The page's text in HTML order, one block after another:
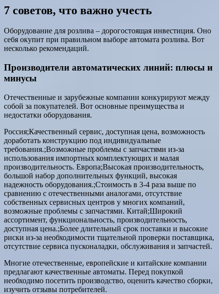
7 советов, что важно учесть
Оборудование для розлива – дорогостоящая инвестиция. Оно
себя окупит при правильном выборе автомата розлива. Вот
несколько рекомендаций.
Производители автоматических линий: плюсы и
минусы
Отечественные и зарубежные компании конкурируют между
собой за покупателей. Вот основные преимущества и
недостатки оборудования.
Россия;Качественный сервис, доступная цена, возможность
доработать конструкцию под индивидуальные
требования.;Возможные проблемы с запчастями из-за
использования импортных комплектующих и малая
производительность. Европа;Высокая производительность,
большой набор дополнительных функций, высокая
надежность оборудования.;Стоимость в 3-4 раза выше по
сравнению с отечественными аналогами, отсутствие
собственных сервисных центров у многих компаний,
возможные проблемы с запчастями. Китай;Широкий
ассортимент, функциональность, производительность,
доступная цена.;Более длительный срок поставки и высокие
риски из-за необходимости тщательной проверки поставщика,
отсутствие сервиса пусконаладки, обслуживания и запчастей.
Многие отечественные, европейские и китайские компании
предлагают качественные автоматы. Перед покупкой
необходимо посетить производство, оценить качество сборки,
изучить отзывы потребителей.